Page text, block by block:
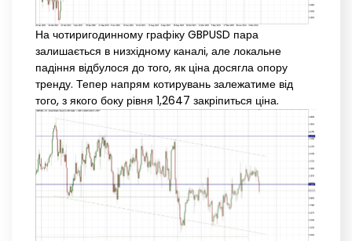
На чотиригодинному графіку GBPUSD пара
залишається в низхідному каналі, але локальне
падіння відбулося до того, як ціна досягла опору
тренду. Тепер напрям котирувань залежатиме від
того, з якого боку рівня 1,2647 закріпиться ціна.